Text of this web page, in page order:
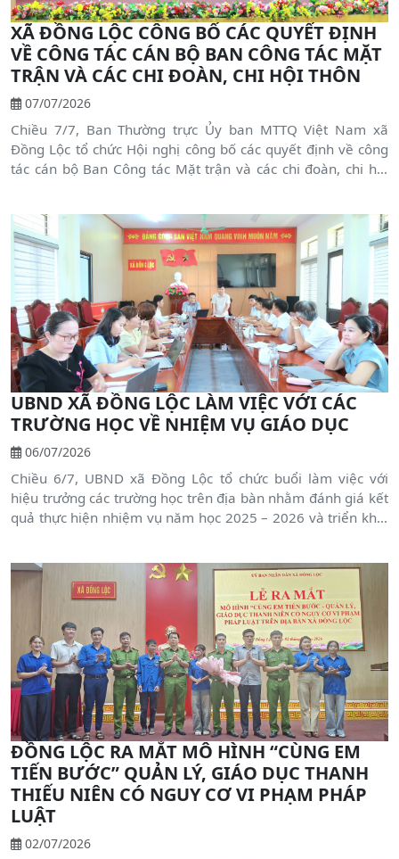
XÃ ĐỒNG LỘC CÔNG BỐ CÁC QUYẾT ĐỊNH
VỀ CÔNG TÁC CÁN BỘ BAN CÔNG TÁC MẶT
TRẬN VÀ CÁC CHI ĐOÀN, CHI HỘI THÔN
07/07/2026
Chiều 7/7, Ban Thường trực Ủy ban MTTQ Việt Nam xã
Đồng Lộc tổ chức Hội nghị công bố các quyết định về công
tác cán bộ Ban Công tác Mặt trận và các chi đoàn, chi hội
Thường trực Đảng ủy xã; đồng chí Phan Văn Lương - UVBTV,
Chủ tịch Ủy ban MTTQ Việt Nam xã; lãnh đạo UBND xã, các
tổ chức chính trị - xã hội, hội quần chúng cấp xã cùng
Trưởng Ban Công tác Mặt trận và cán bộ các chi đoàn, chi
hội trên địa bàn.
UBND XÃ ĐỒNG LỘC LÀM VIỆC VỚI CÁC
TRƯỜNG HỌC VỀ NHIỆM VỤ GIÁO DỤC
06/07/2026
Chiều 6/7, UBND xã Đồng Lộc tổ chức buổi làm việc với
hiệu trưởng các trường học trên địa bàn nhằm đánh giá kết
quả thực hiện nhiệm vụ năm học 2025 – 2026 và triển khai
Đại Đồng - Phó Chủ tịch UBND xã chủ trì buổi làm việc
ĐỒNG LỘC RA MẮT MÔ HÌNH “CÙNG EM
TIẾN BƯỚC” QUẢN LÝ, GIÁO DỤC THANH
THIẾU NIÊN CÓ NGUY CƠ VI PHẠM PHÁP
LUẬT
02/07/2026